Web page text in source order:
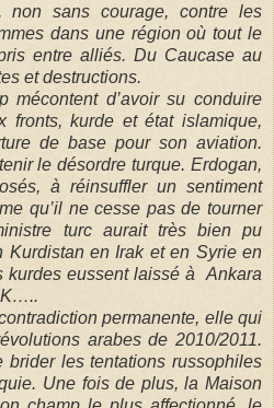
sans courage, contre les
dans une région où tout le
entre alliés. Du Caucase au
et destructions.
mécontent d’avoir su conduire
fronts, kurde et état islamique,
de base pour son aviation.
le désordre turque. Erdogan,
à réinsuffler un sentiment
qu’il ne cesse pas de tourner
turc aurait très bien pu
Kurdistan en Irak et en Syrie en
kurdes eussent laissé à
Ankara
permanente, elle qui
arabes de 2010/2011.
brider les tentations russophiles
Une fois de plus, la Maison